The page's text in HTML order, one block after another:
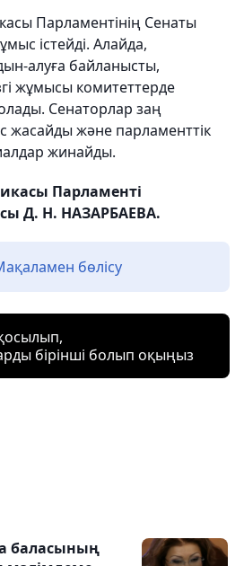
Парламентінің Сенаты
істейді. Алайда,
алуға байланысты,
жұмысы комитеттерде
Сенаторлар заң
және парламенттік
жинайды.
Парламенті
Д. Н. НАЗАРБАЕВА.
бөлісу
бірінші болып оқыңыз
баласының